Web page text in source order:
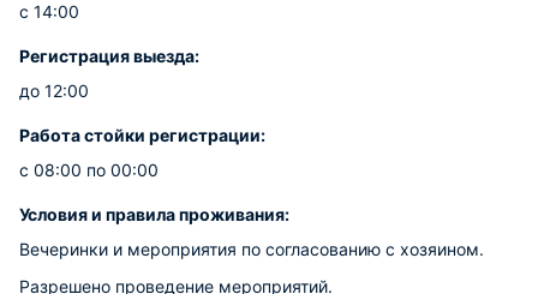
с 14:00
Регистрация выезда:
до 12:00
Работа стойки регистрации:
с 08:00 по 00:00
Условия и правила проживания:
Вечеринки и мероприятия по согласованию с хозяином.
Разрешено проведение мероприятий.